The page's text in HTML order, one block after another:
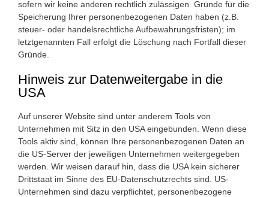
sofern wir keine anderen rechtlich zulässigen Gründe für die
Speicherung Ihrer personenbezogenen Daten haben (z.B.
steuer- oder handelsrechtliche Aufbewahrungsfristen); im
letztgenannten Fall erfolgt die Löschung nach Fortfall dieser
Gründe.
Hinweis zur Datenweitergabe in die
USA
Auf unserer Website sind unter anderem Tools von
Unternehmen mit Sitz in den USA eingebunden. Wenn diese
Tools aktiv sind, können Ihre personenbezogenen Daten an
die US-Server der jeweiligen Unternehmen weitergegeben
werden. Wir weisen darauf hin, dass die USA kein sicherer
Drittstaat im Sinne des EU-Datenschutzrechts sind. US-
Unternehmen sind dazu verpflichtet, personenbezogene